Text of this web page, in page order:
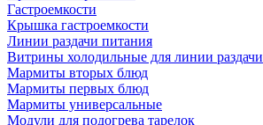
Гастроемкости
Крышка гастроемкости
Линии раздачи питания
Витрины холодильные для линии раздачи
Мармиты вторых блюд
Мармиты первых блюд
Мармиты универсальные
Модули для подогрева тарелок